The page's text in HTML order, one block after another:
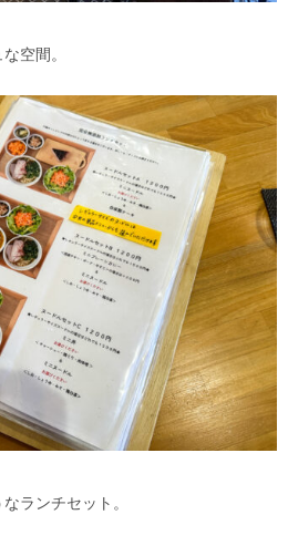
空間。
ランチセット。